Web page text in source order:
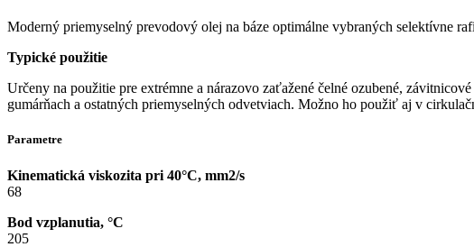
Moderný priemyselný prevodový olej na báze optimálne vybraných selektívne
Typické použitie
Určeny na použitie pre extrémne a nárazovo zaťažené čelné ozubené,
gumárňach a ostatných priemyselných odvetviach. Možno ho použiť aj v
Parametre
Kinematická viskozita pri 40°C, mm2/s
68
Bod vzplanutia, °C
205